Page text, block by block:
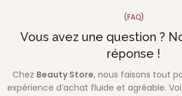
(FAQ)
Vous avez une question ?
réponse !
Chez Beauty Store, nous faisons tout
expérience d’achat fluide et agréable.